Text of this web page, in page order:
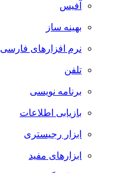
آفیس
بهینه ساز
نرم افزارهای فارسی
تلفن
برنامه نویسی
بازیابی اطلاعات
ابزار رجیستری
ابزارهای مفید